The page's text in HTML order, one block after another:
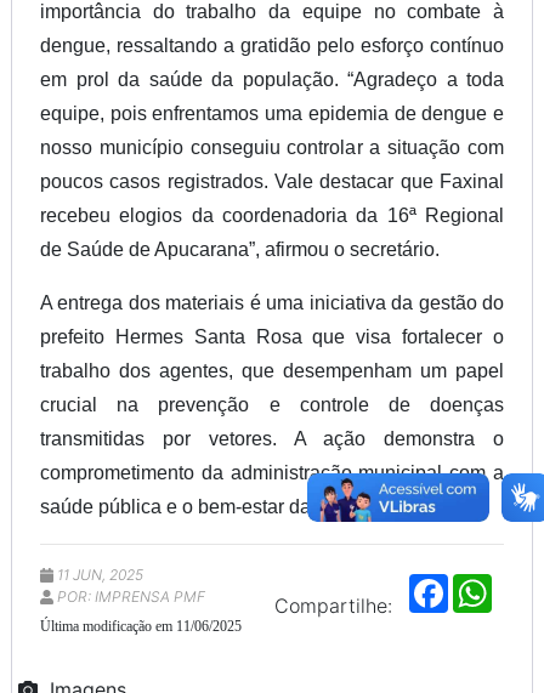
importância do trabalho da equipe no combate à
dengue, ressaltando a gratidão pelo esforço contínuo
em prol da saúde da população. “Agradeço a toda
equipe, pois enfrentamos uma epidemia de dengue e
nosso município conseguiu controlar a situação com
poucos casos registrados. Vale destacar que Faxinal
recebeu elogios da coordenadoria da 16ª Regional
de Saúde de Apucarana”, afirmou o secretário.
A entrega dos materiais é uma iniciativa da gestão do
prefeito Hermes Santa Rosa que visa fortalecer o
trabalho dos agentes, que desempenham um papel
crucial na prevenção e controle de doenças
transmitidas por vetores. A ação demonstra o
comprometimento da administração municipal com a
saúde pública e o bem-estar da comunidade.
Compartilhe:
F
a
11 JUN, 2025
POR: IMPRENSA PMF
Última modificação em 11/06/2025